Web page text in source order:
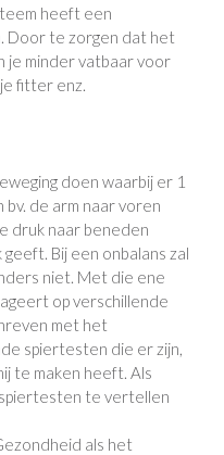
heeft een
Door te zorgen dat het
je minder vatbaar voor
fitter enz.
doen waarbij er 1
bv. de arm naar voren
druk naar beneden
Bij een onbalans zal
niet. Met die ene
op verschillende
met het
spiertesten die er zijn,
te maken heeft. Als
te vertellen
als het